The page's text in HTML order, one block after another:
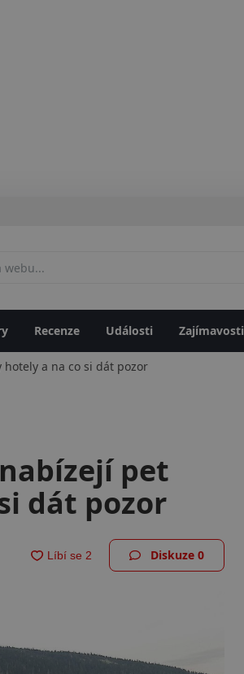
Recenze Události Zajímavosti
hotely a na co si dát pozor
pet
dát pozor
Diskuze 0